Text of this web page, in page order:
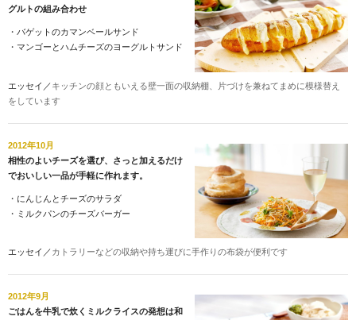
グルトの組み合わせ
・ バゲットのカマンベールサンド
・ マンゴーとハムチーズのヨーグルトサンド
エッセイ／ キッチンの顔ともいえる壁一面の収納棚、片づけを兼ねてまめに模様替え
をしています
2012年10月
相性のよいチーズを選び、さっと加えるだけ
でおいしい一品が手軽に作れます。
・ にんじんとチーズのサラダ
・ ミルクパンのチーズバーガー
エッセイ／ カトラリーなどの収納や持ち運びに手作りの布袋が便利です
2012年9月
ごはんを牛乳で炊くミルクライスの発想は和